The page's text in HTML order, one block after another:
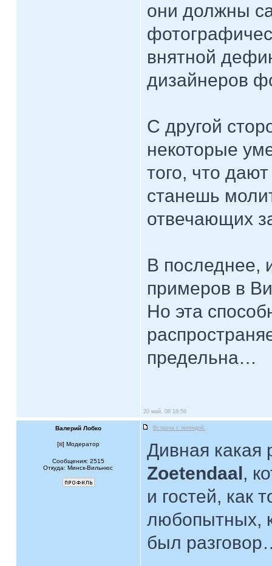
они должны
внятной
дизайнеров
С другой
некоторые
того, что
станешь
отвечающих
В последнее,
примеров в
Но эта
предельна…
20 май, 08 18:59
Валерий Лобко Встреча с легендой.
[ ] Модератор
Сообщения: 2515
Откуда: Минск-Вильнюс
Дивная какая
Zoetendaal,
и гостей, как
любопытных,
был